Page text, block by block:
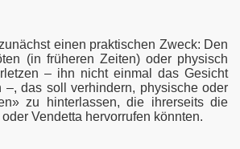
einen praktischen Zweck: Den
(in früheren Zeiten) oder physisch
– ihn nicht einmal das Gesicht
–, das soll verhindern, physische oder
zu hinterlassen, die ihrerseits die
Vendetta hervorrufen könnten.